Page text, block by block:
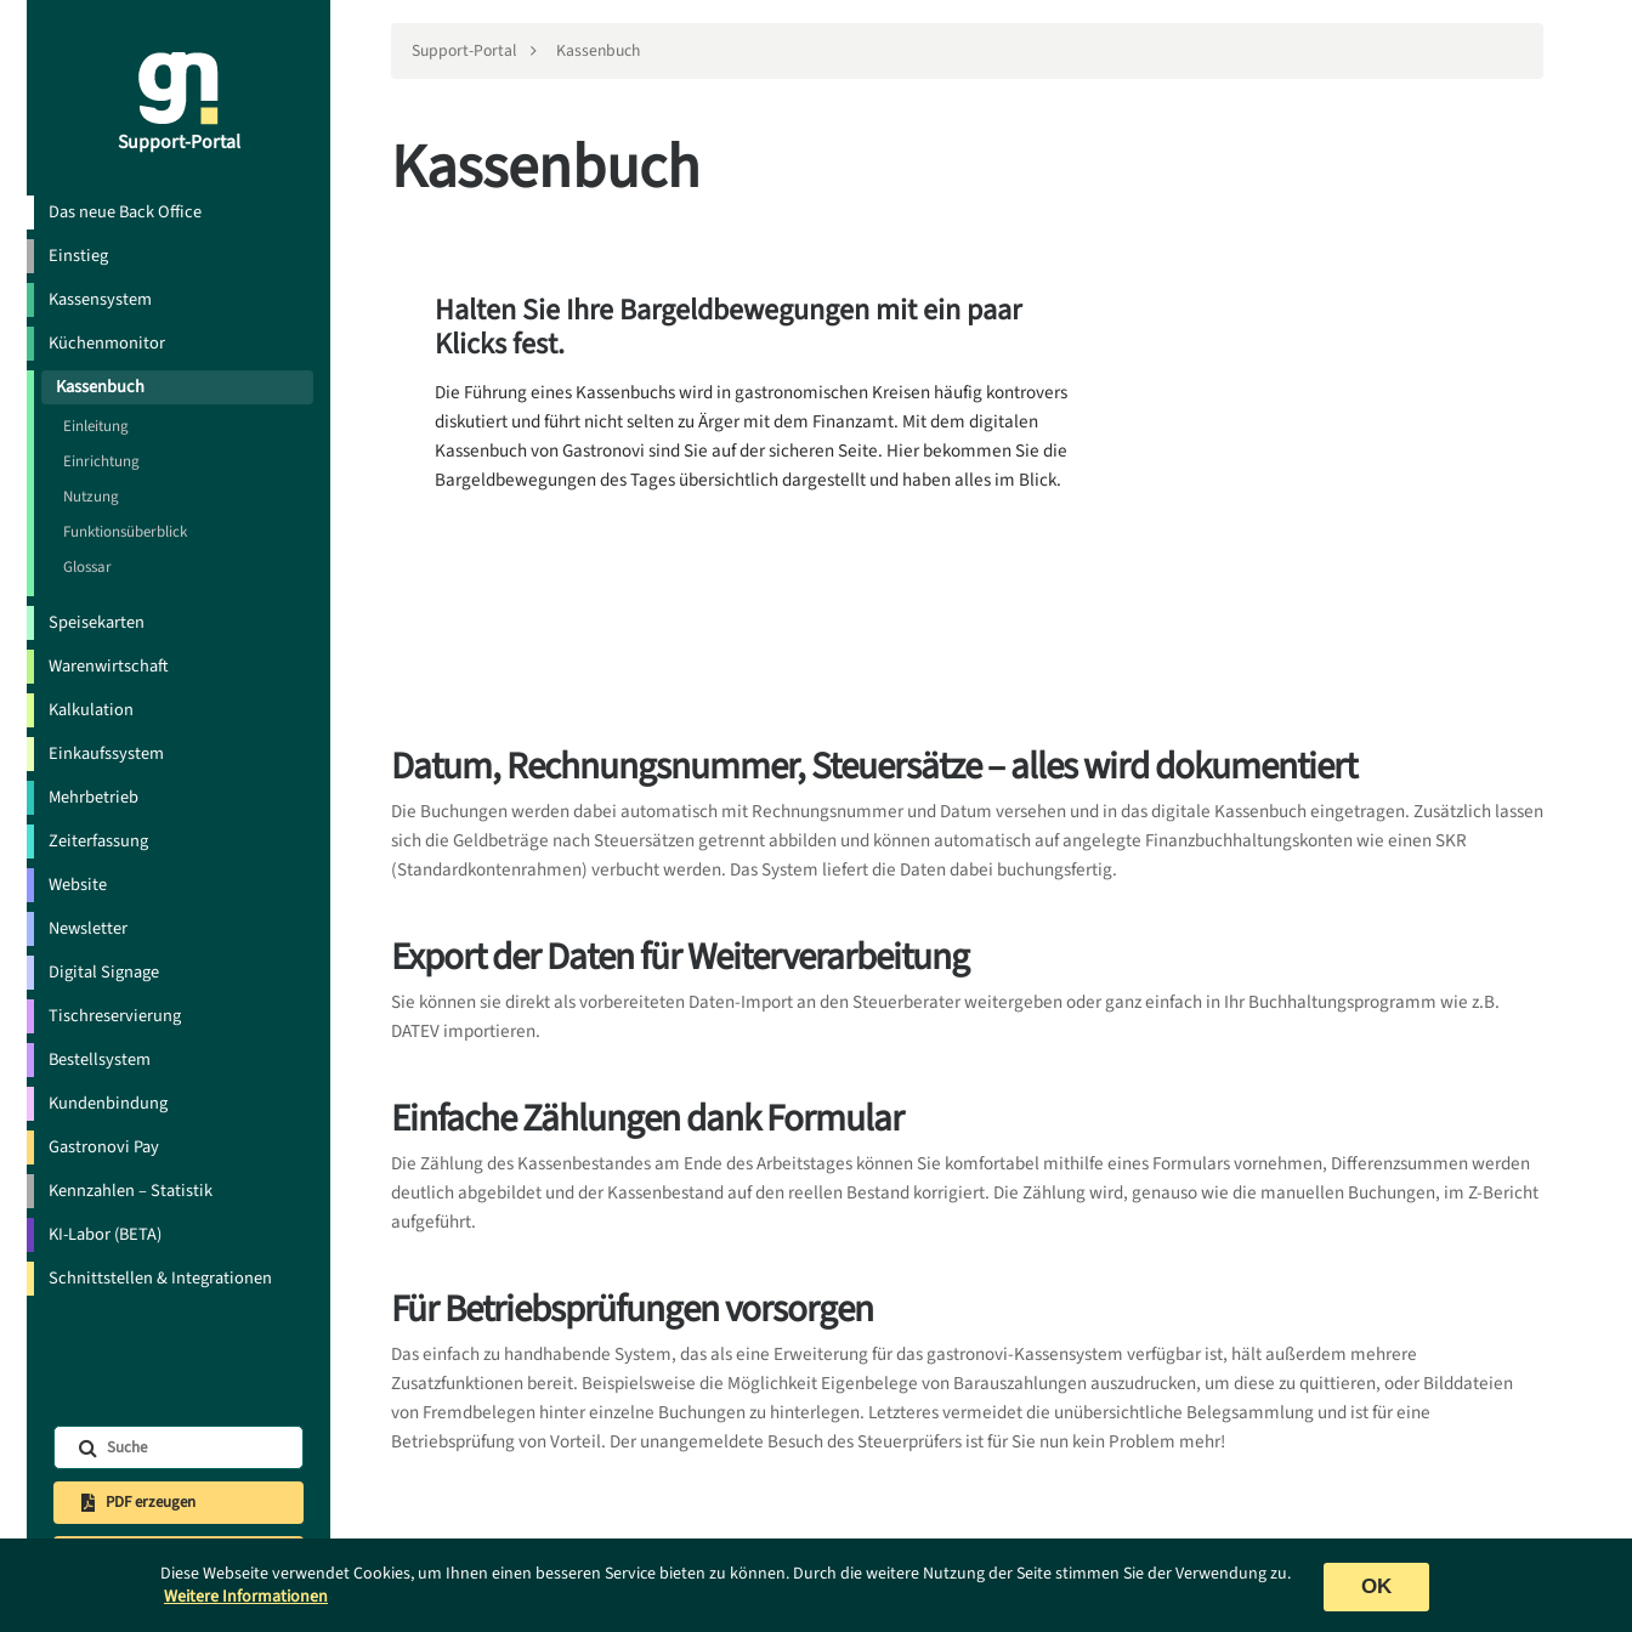
Diese Webseite verwendet Cookies, um Ihnen einen besseren Service bieten zu können. Durch die weitere Nutzung der Seite stimmen Sie der Verwendung zu.
Weitere Informationen
OK
Support-Portal
Das neue Back Office
Einstieg
Kassensystem
Küchenmonitor
Kassenbuch
Einleitung
Einrichtung
Nutzung
Funktionsüberblick
Glossar
Speisekarten
Warenwirtschaft
Kalkulation
Einkaufssystem
Mehrbetrieb
Zeiterfassung
Website
Newsletter
Digital Signage
Tischreservierung
Bestellsystem
Kundenbindung
Gastronovi Pay
Kennzahlen – Statistik
KI-Labor (BETA)
Schnittstellen & Integrationen
PDF erzeugen
AGB|Datenschutz|DE
Support-Portal Kassenbuch
Kassenbuch
Halten Sie Ihre Bargeldbewegungen mit ein paar
Klicks fest.
Die Führung eines Kassenbuchs wird in gastronomischen Kreisen häufig kontrovers
diskutiert und führt nicht selten zu Ärger mit dem Finanzamt. Mit dem digitalen
Kassenbuch von Gastronovi sind Sie auf der sicheren Seite. Hier bekommen Sie die
Bargeldbewegungen des Tages übersichtlich dargestellt und haben alles im Blick.
Datum, Rechnungsnummer, Steuersätze – alles wird dokumentiert
Die Buchungen werden dabei automatisch mit Rechnungsnummer und Datum versehen und in das digitale Kassenbuch eingetragen. Zusätzlich lassen
sich die Geldbeträge nach Steuersätzen getrennt abbilden und können automatisch auf angelegte Finanzbuchhaltungskonten wie einen SKR
(Standardkontenrahmen) verbucht werden. Das System liefert die Daten dabei buchungsfertig.
Export der Daten für Weiterverarbeitung
Sie können sie direkt als vorbereiteten Daten-Import an den Steuerberater weitergeben oder ganz einfach in Ihr Buchhaltungsprogramm wie z.B.
DATEV importieren.
Einfache Zählungen dank Formular
Die Zählung des Kassenbestandes am Ende des Arbeitstages können Sie komfortabel mithilfe eines Formulars vornehmen, Differenzsummen werden
deutlich abgebildet und der Kassenbestand auf den reellen Bestand korrigiert. Die Zählung wird, genauso wie die manuellen Buchungen, im Z-Bericht
aufgeführt.
Für Betriebsprüfungen vorsorgen
Das einfach zu handhabende System, das als eine Erweiterung für das gastronovi-Kassensystem verfügbar ist, hält außerdem mehrere
Zusatzfunktionen bereit. Beispielsweise die Möglichkeit Eigenbelege von Barauszahlungen auszudrucken, um diese zu quittieren, oder Bilddateien
von Fremdbelegen hinter einzelne Buchungen zu hinterlegen. Letzteres vermeidet die unübersichtliche Belegsammlung und ist für eine
Betriebsprüfung von Vorteil. Der unangemeldete Besuch des Steuerprüfers ist für Sie nun kein Problem mehr!
Das Supportportal erhebt keinen Anspruch auf Vollständigkeit. Änderungen bleiben ohne Vorankündigung jederzeit vorbehalten. Es wird an dieser Stelle darauf hingewiesen, dass die